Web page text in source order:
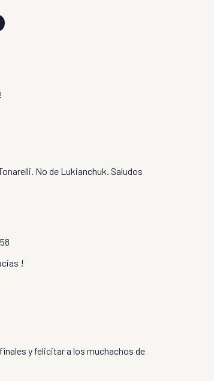
No de Lukianchuk. Saludos
!
y felicitar a los muchachos de